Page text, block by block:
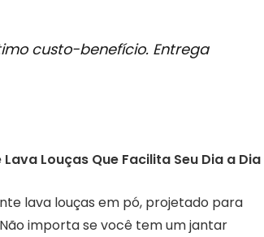
custo-benefício. Entrega
Louças Que Facilita Seu Dia a Dia
lava louças em pó, projetado para
importa se você tem um jantar